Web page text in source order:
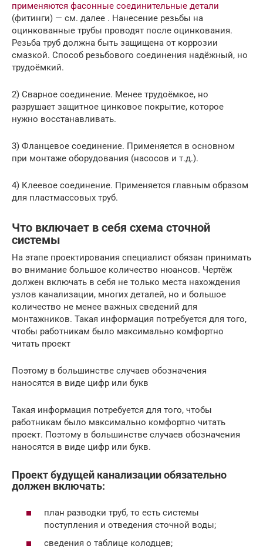
применяются фасонные соединительные детали
(фитинги) — см. далее . Нанесение резьбы на
оцинкованные трубы проводят после оцинкования.
Резьба труб должна быть защищена от коррозии
смазкой. Способ резьбового соединения надёжный, но
трудоёмкий.
2) Сварное соединение. Менее трудоёмкое, но
разрушает защитное цинковое покрытие, которое
нужно восстанавливать.
3) Фланцевое соединение. Применяется в основном
при монтаже оборудования (насосов и т.д.).
4) Клеевое соединение. Применяется главным образом
для пластмассовых труб.
Что включает в себя схема сточной
системы
На этапе проектирования специалист обязан принимать
во внимание большое количество нюансов. Чертёж
должен включать в себя не только места нахождения
узлов канализации, многих деталей, но и большое
количество не менее важных сведений для
монтажников. Такая информация потребуется для того,
чтобы работникам было максимально комфортно
читать проект
Поэтому в большинстве случаев обозначения
наносятся в виде цифр или букв
Такая информация потребуется для того, чтобы
работникам было максимально комфортно читать
проект. Поэтому в большинстве случаев обозначения
наносятся в виде цифр или букв.
Проект будущей канализации обязательно
должен включать:
план разводки труб, то есть системы
поступления и отведения сточной воды;
сведения о таблице колодцев;